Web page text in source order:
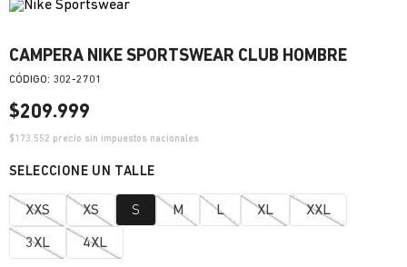
CAMPERA NIKE SPORTSWEAR CLUB HOMBRE
: 302-2701
$209.999
$173.552 precio sin impuestos nacionales
XXS XS S M L XL XXL
3XL 4XL